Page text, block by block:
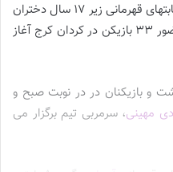
نوجوان بعد از صعود به مرحله دوم رقابتهای قهرمانی زیر 17 سال دختران
آسیا از امروز (پنجشنبه اول تیر) با حضور 33 بازیکن در کردان کرج آغاز
داشت و بازیکنان در در نوبت صبح و
مهینی، سرمربی تیم برگزار می